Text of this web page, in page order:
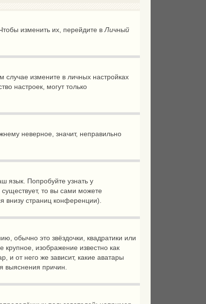
изменить их, перейдите вЛичный
случае измените в личных настройках
настроек, могут только
неверное, значит, неправильно
язык. Попробуйте узнать у
то вы сами можете
внизу страниц конференции).
обычно это звёздочки, квадратики или
изображение известно как
и от него же зависит, какие аватары
выяснения причин.